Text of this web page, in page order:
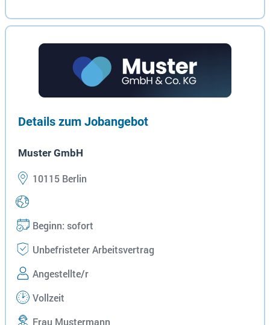
Details zum Jobangebot
Muster GmbH
10115 Berlin
Beginn: sofort
Unbefristeter Arbeitsvertrag
Angestellte/r
Vollzeit
Frau Mustermann